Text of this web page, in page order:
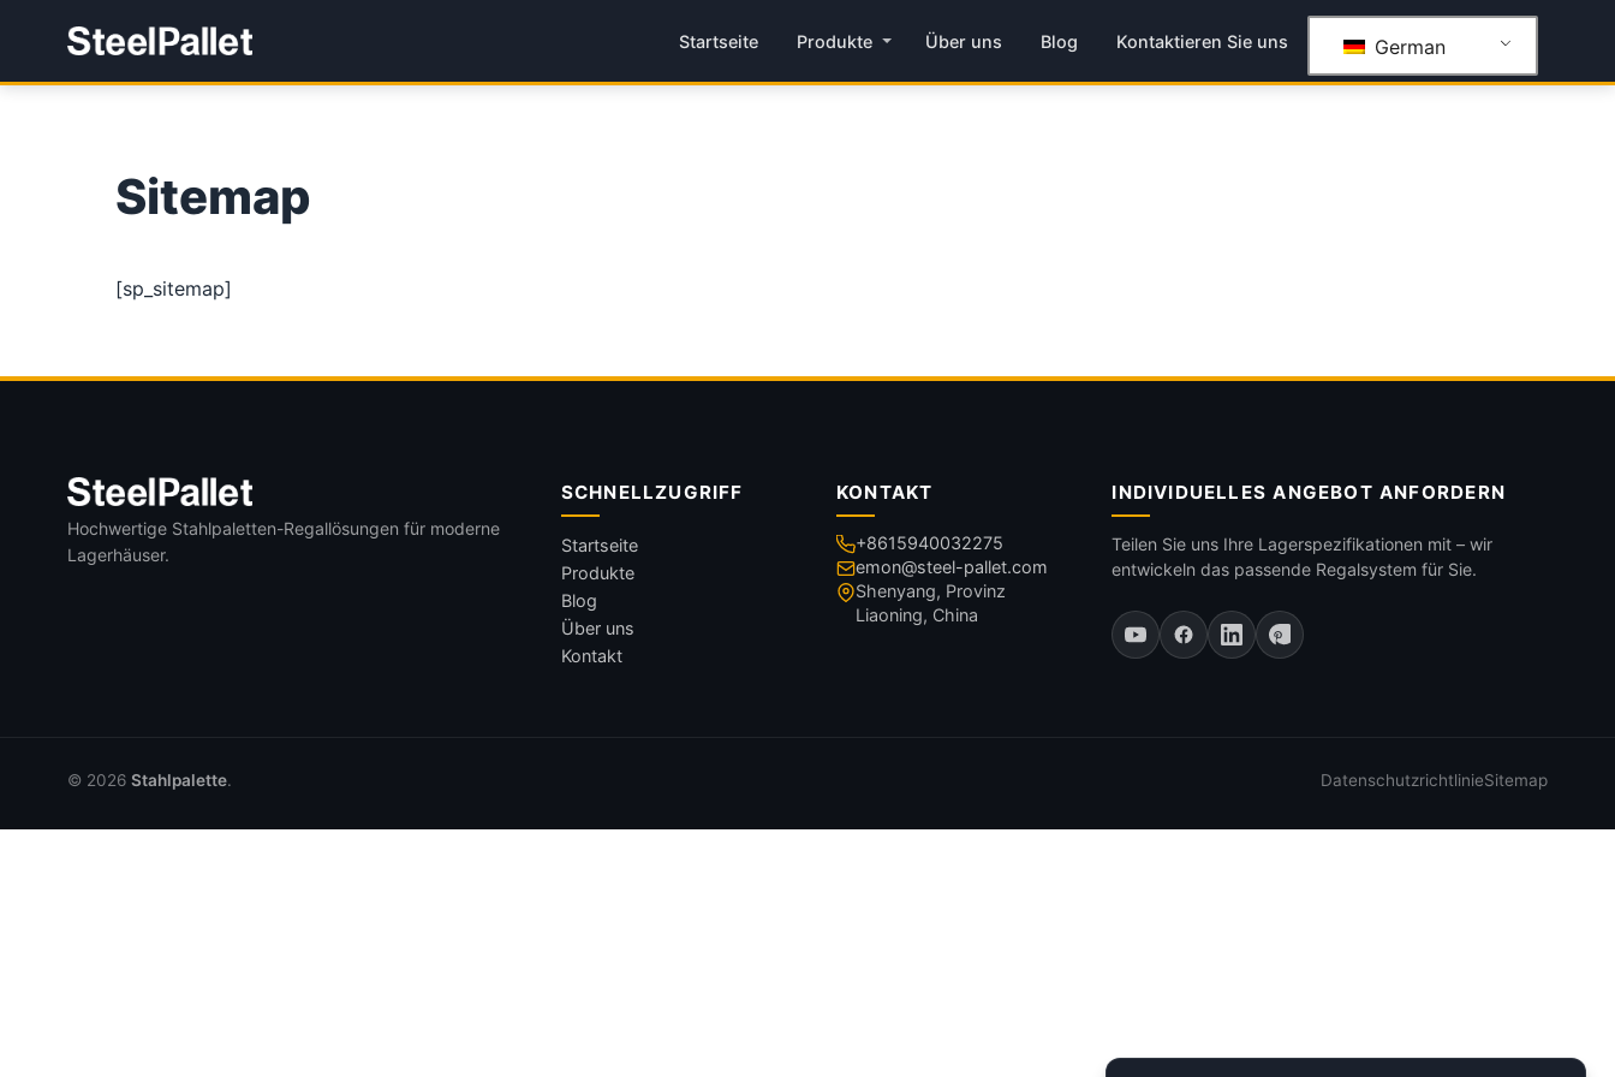
Startseite Produkte Über uns Blog Kontaktieren Sie uns German
Sitemap
[sp_sitemap]
Hochwertige Stahlpaletten-Regallösungen für moderne
Lagerhäuser.
SCHNELLZUGRIFF
Startseite
Produkte
Blog
Über uns
Kontakt
KONTAKT
+8615940032275
emon@steel-pallet.com
Shenyang, Provinz
Liaoning, China
INDIVIDUELLES ANGEBOT ANFORDERN
Teilen Sie uns Ihre Lagerspezifikationen mit – wir
entwickeln das passende Regalsystem für Sie.
© 2026 Stahlpalette. DatenschutzrichtlinieSitemap